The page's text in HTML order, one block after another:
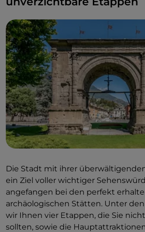
Überall im Tal erheben sich
und Festungen, die vom
hinterlassen wurden.
Die Stadt mit ihrer
ein Ziel voller wichtiger
angefangen bei den perfekt
archäologischen Stätten. Unter
wir Ihnen vier Etappen, die Sie
sollten, sowie die